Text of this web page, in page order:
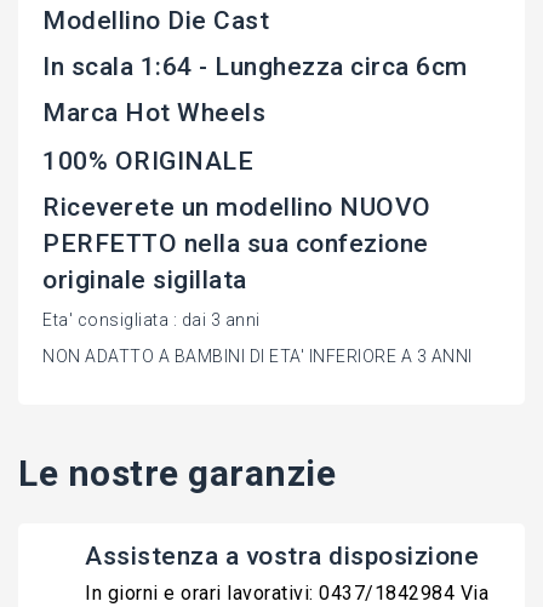
Modellino Die Cast
In scala 1:64 - Lunghezza circa 6cm
Marca Hot Wheels
100% ORIGINALE
Riceverete un modellino NUOVO
PERFETTO nella sua confezione
originale sigillata
Eta' consigliata : dai 3 anni
NON ADATTO A BAMBINI DI ETA' INFERIORE A 3 ANNI
Le nostre garanzie
Assistenza a vostra disposizione
In giorni e orari lavorativi: 0437/1842984 Via